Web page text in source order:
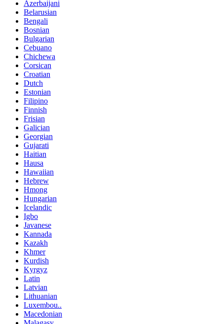
Azerbaijani
Belarusian
Bengali
Bosnian
Bulgarian
Cebuano
Chichewa
Corsican
Croatian
Dutch
Estonian
Filipino
Finnish
Frisian
Galician
Georgian
Gujarati
Haitian
Hausa
Hawaiian
Hebrew
Hmong
Hungarian
Icelandic
Igbo
Javanese
Kannada
Kazakh
Khmer
Kurdish
Kyrgyz
Latin
Latvian
Lithuanian
Luxembou..
Macedonian